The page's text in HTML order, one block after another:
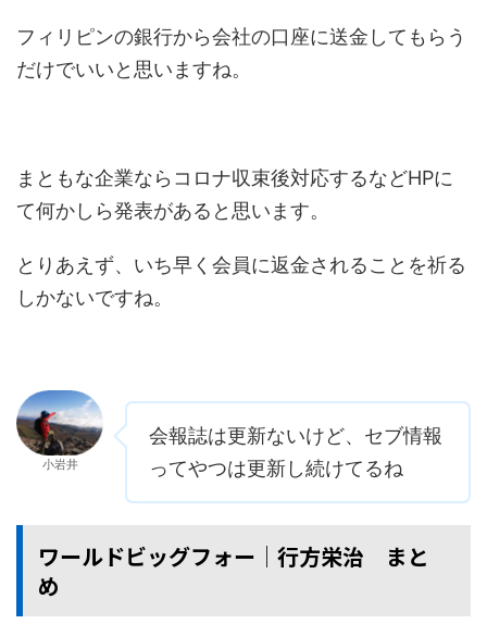
フィリピンの銀行から会社の口座に送金してもらう
だけでいいと思いますね。
まともな企業ならコロナ収束後対応するなどHPに
て何かしら発表があると思います。
とりあえず、いち早く会員に返金されることを祈る
しかないですね。
小岩井
会報誌は更新ないけど、セブ情報
ってやつは更新し続けてるね
ワールドビッグフォー│行方栄治 まと
め